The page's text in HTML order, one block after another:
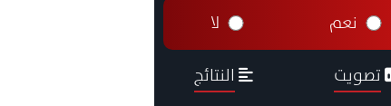
نعم لا
تصويت النتائج